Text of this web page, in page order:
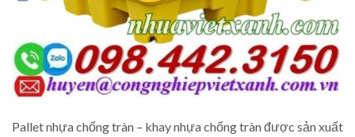
Pallet nhựa chống tràn – khay nhựa chống tràn được sản xuất